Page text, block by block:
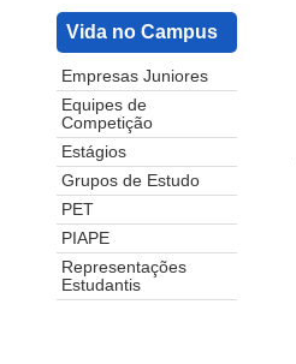
Vida no Campus
Empresas Juniores
Equipes de
Competição
Estágios
Grupos de Estudo
PET
PIAPE
Representações
Estudantis